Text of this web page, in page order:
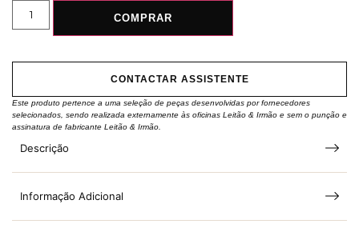
COMPRAR
CONTACTAR ASSISTENTE
Este produto pertence a uma seleção de peças desenvolvidas por fornecedores
selecionados, sendo realizada externamente às oficinas Leitão & Irmão e sem o punção e
assinatura de fabricante Leitão & Irmão.
Descrição
Informação Adicional